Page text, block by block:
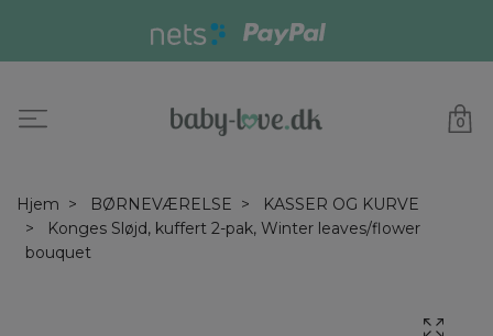
0
Hjem BØRNEVÆRELSE
KASSER OG KURVE
Konges Sløjd, kuffert 2-pak, Winter leaves/flower
bouquet